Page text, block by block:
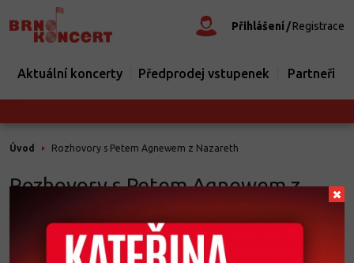
Aktuální koncerty Předprodej vstupenek Partneři
Přihlášení Registrace
Úvod Rozhovory s Petem Agnewem z Nazareth
Rozhovory s Petem Agnewem z
Legendární skotská skupina Nazareth se už tento týden vrátí
koncertovat do České republiky a její čeští příznivci opět potvrdili,